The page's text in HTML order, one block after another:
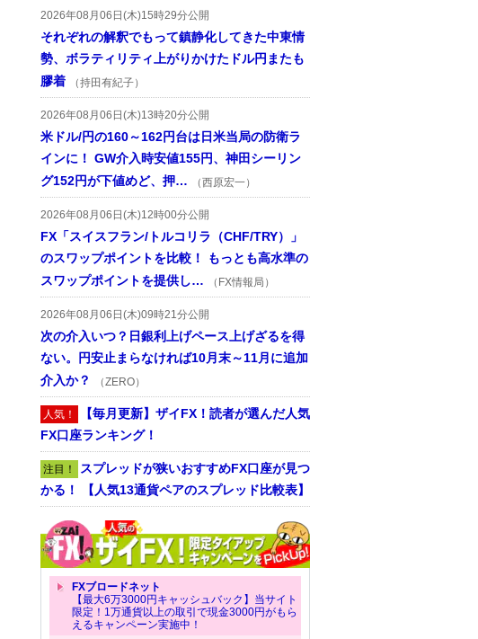
2026年08月06日(木)15時29分公開
それぞれの解釈でもって鎮静化してきた中東情
勢、ボラティリティ上がりかけたドル円またも
膠着
（持田有紀子）
2026年08月06日(木)13時20分公開
米ドル/円の160～162円台は日米当局の防衛ラ
インに！ GW介入時安値155円、神田シーリン
グ152円が下値めど、押…
（西原宏一）
2026年08月06日(木)12時00分公開
FX「スイスフラン/トルコリラ（CHF/TRY）」
のスワップポイントを比較！ もっとも高水準の
スワップポイントを提供し…
（FX情報局）
2026年08月06日(木)09時21分公開
次の介入いつ？日銀利上げペース上げざるを得
ない。円安止まらなければ10月末～11月に追加
介入か？
（ZERO）
人気！ 【毎月更新】ザイFX！読者が選んだ人気
FX口座ランキング！
注目！ スプレッドが狭いおすすめFX口座が見つ
かる！ 【人気13通貨ペアのスプレッド比較表】
FXブロードネット
【最大6万3000円キャッシュバック】当サイト
限定！1万通貨以上の取引で現金3000円がもら
えるキャンペーン実施中！